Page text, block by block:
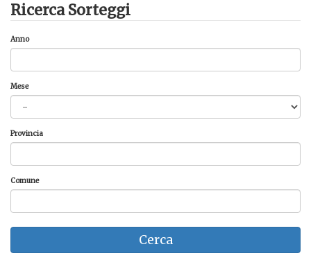
Ricerca Sorteggi
Anno
Mese
Provincia
Comune
Cerca